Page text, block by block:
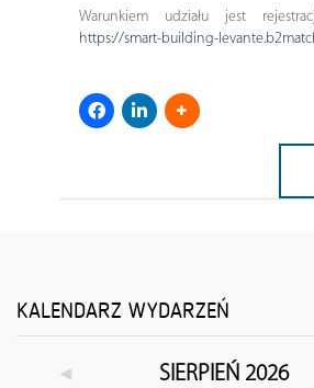
Warunkiem udziału jest
https://smart-building-
KALENDARZ WYDARZEŃ
◄ SIERPIEŃ 2026